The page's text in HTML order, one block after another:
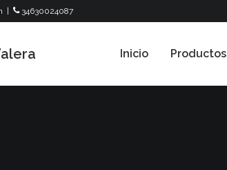
34630024087
Inicio Productos